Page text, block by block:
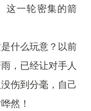
这一轮密集的箭
什么玩意？以前
，已经让对手人
伤到分毫，自己
然！